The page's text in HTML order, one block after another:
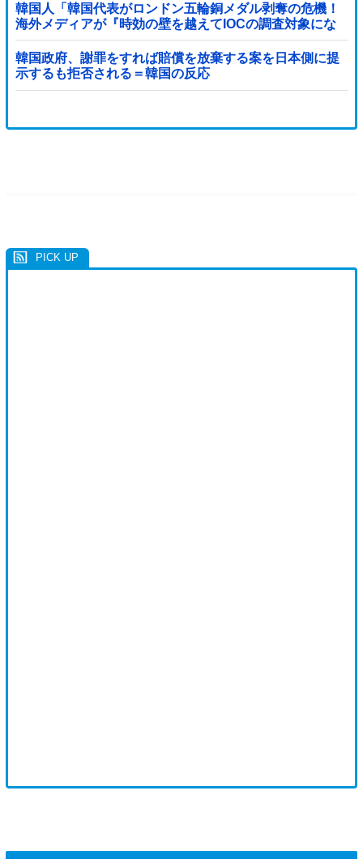
韓国人「韓国代表がロンドン五輪銅メダル剥奪の危機！
海外メディアが『時効の壁を越えてIOCの調査対象にな
り得る』と報道！」
韓国政府、謝罪をすれば賠償を放棄する案を日本側に提
示するも拒否される＝韓国の反応